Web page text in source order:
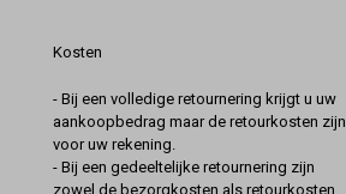
Kosten
- Bij een volledige retournering krijgt u uw
aankoopbedrag maar de retourkosten zijn
voor uw rekening.
- Bij een gedeeltelijke retournering zijn
zowel de bezorgkosten als retourkosten